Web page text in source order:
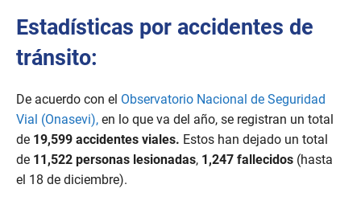
Estadísticas por accidentes de
tránsito:
De acuerdo con el Observatorio Nacional de Seguridad
Vial (Onasevi), en lo que va del año, se registran un total
de 19,599 accidentes viales. Estos han dejado un total
de 11,522 personas lesionadas, 1,247 fallecidos (hasta
el 18 de diciembre).